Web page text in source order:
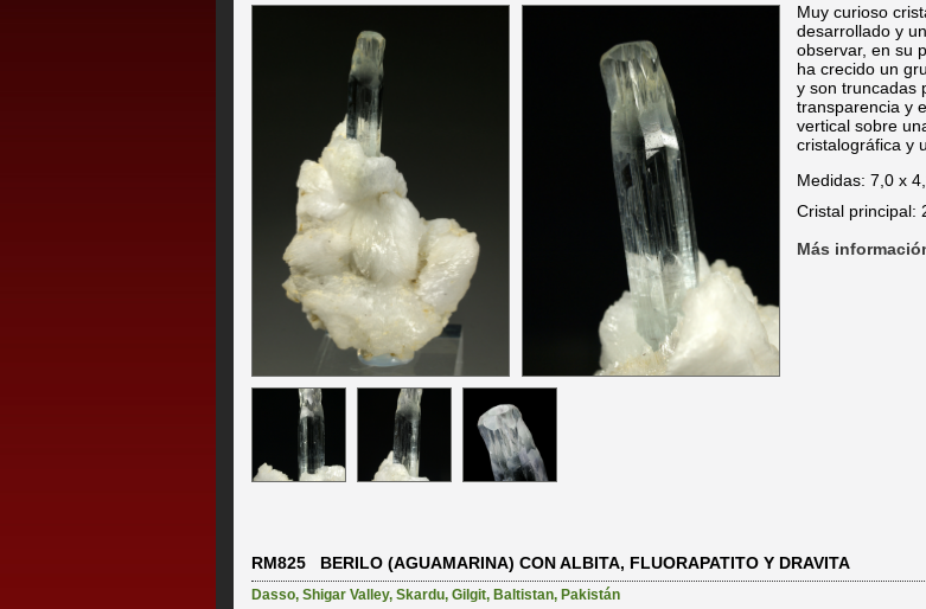
Muy curioso
desarrollado y
observar, en su
ha crecido un
y son truncadas
transparencia y
vertical sobre
cristalográfica y
Medidas: 7,0 x
Cristal principal:
Más
RM825 BERILO (AGUAMARINA) CON ALBITA, FLUORAPATITO Y DRAVITA
Dasso, Shigar Valley, Skardu, Gilgit, Baltistan, Pakistán